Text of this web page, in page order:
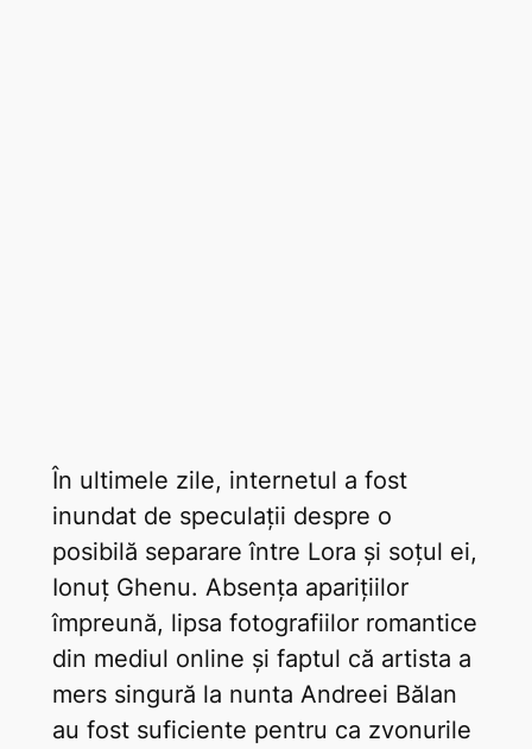
În ultimele zile, internetul a fost
inundat de speculații despre o
posibilă separare între Lora și soțul ei,
Ionuț Ghenu. Absența aparițiilor
împreună, lipsa fotografiilor romantice
din mediul online și faptul că artista a
mers singură la nunta Andreei Bălan
au fost suficiente pentru ca zvonurile